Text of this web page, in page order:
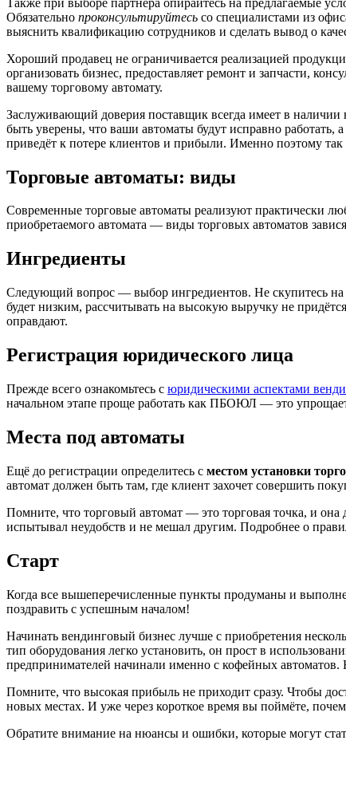
Обязательно проконсультируйтесь со специалистами из
выяснить квалификацию сотрудников и сделать вывод о
Хороший продавец не ограничивается реализацией
организовать бизнес, предоставляет ремонт и запчасти,
вашему торговому автомату.
Заслуживающий доверия поставщик всегда имеет в
быть уверены, что ваши автоматы будут исправно работать,
приведёт к потере клиентов и прибыли. Именно поэтому
Торговые автоматы: виды
Современные торговые автоматы реализуют практически
приобретаемого автомата — виды торговых автоматов
Ингредиенты
Следующий вопрос — выбор ингредиентов. Не скупитесь на
будет низким, рассчитывать на высокую выручку не
оправдают.
Регистрация юридического лица
Прежде всего ознакомьтесь с юридическими аспектами
начальном этапе проще работать как ПБОЮЛ — это
Места под автоматы
Ещё до регистрации определитесь с местом установки
автомат должен быть там, где клиент захочет совершить
Помните, что торговый автомат — это торговая точка, и
испытывал неудобств и не мешал другим. Подробнее о
Старт
Когда все вышеперечисленные пункты продуманы и
поздравить с успешным началом!
Начинать вендинговый бизнес лучше с приобретения
тип оборудования легко установить, он прост в
предпринимателей начинали именно с кофейных
Помните, что высокая прибыль не приходит сразу. Чтобы
новых местах. И уже через короткое время вы поймёте,
Обратите внимание на нюансы и ошибки, которые могут